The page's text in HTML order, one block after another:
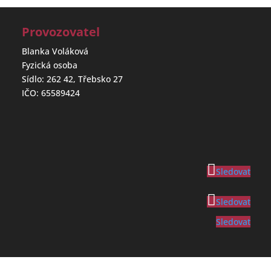
Provozovatel
Blanka Voláková
Fyzická osoba
Sídlo: 262 42, Třebsko 27
IČO: 65589424
Sledovat
Sledovat
Sledovat